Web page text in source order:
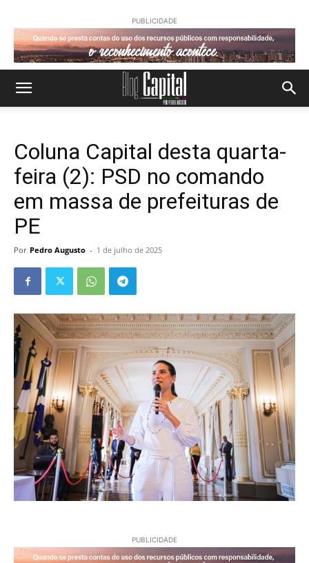
PUBLICIDADE
Coluna Capital desta quarta-
feira (2): PSD no comando
em massa de prefeituras de
PE
Por Pedro Augusto - 1 de julho de 2025
PUBLICIDADE